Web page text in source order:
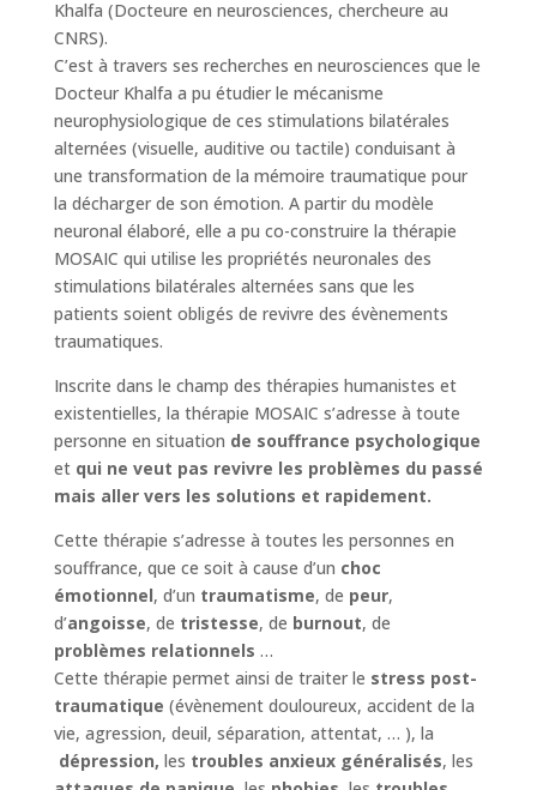
Khalfa (Docteure en neurosciences, chercheure au
CNRS).
C’est à travers ses recherches en neurosciences que le
Docteur Khalfa a pu étudier le mécanisme
neurophysiologique de ces stimulations bilatérales
alternées (visuelle, auditive ou tactile) conduisant à
une transformation de la mémoire traumatique pour
la décharger de son émotion. A partir du modèle
neuronal élaboré, elle a pu co-construire la thérapie
MOSAIC qui utilise les propriétés neuronales des
stimulations bilatérales alternées sans que les
patients soient obligés de revivre des évènements
traumatiques.
Inscrite dans le champ des thérapies humanistes et
existentielles, la thérapie MOSAIC s’adresse à toute
personne en situation de souffrance psychologique
et qui ne veut pas revivre les problèmes du passé
mais aller vers les solutions et rapidement.
Cette thérapie s’adresse à toutes les personnes en
souffrance, que ce soit à cause d’un choc
émotionnel, d’un traumatisme, de peur,
d’angoisse, de tristesse, de burnout, de
problèmes relationnels …
Cette thérapie permet ainsi de traiter le stress post-
traumatique (évènement douloureux, accident de la
vie, agression, deuil, séparation, attentat, … ), la
dépression, les troubles anxieux généralisés, les